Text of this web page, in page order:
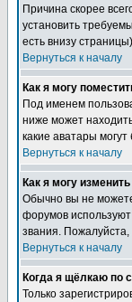
Причина скорее
установить
есть внизу страницы)
Вернуться к началу
Как я могу
Под именем
ниже может
какие аватары
Вернуться к началу
Как я могу
Обычно вы не
форумов
звания.
Вернуться к началу
Когда я щёлкаю по
Только